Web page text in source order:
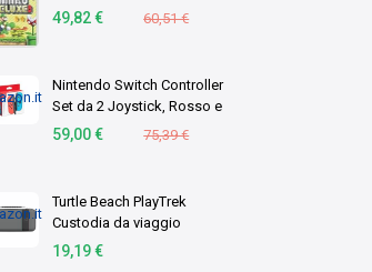
Nintendo - Ed. Italiana -
49,82 € 60,51 €
Nintendo Switch Controller
Set da 2 Joystick, Rosso e
Blu- SOLO SWITCH
59,00 € 75,39 €
Turtle Beach PlayTrek
Custodia da viaggio
Charcoal Black per
19,19 €